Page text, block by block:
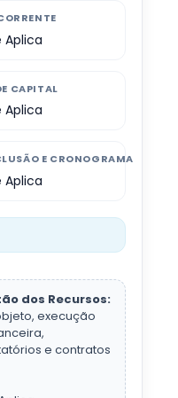
Aplica
CAPITAL
Aplica
E CRONOGRAMA
Aplica
dos Recursos:
execução
e contratos